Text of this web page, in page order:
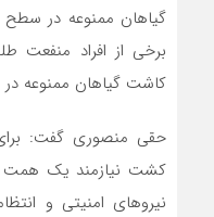
گیاهان ممنوعه در
برخی از افراد منفعت
کاشت گیاهان ممنوعه در
حقی منصوری گفت:
کشت نیازمند یک همت
نیروهای امنیتی و